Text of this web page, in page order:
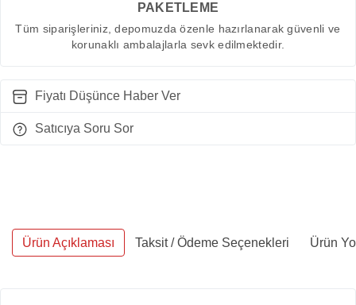
PAKETLEME
Tüm siparişleriniz, depomuzda özenle hazırlanarak güvenli ve
korunaklı ambalajlarla sevk edilmektedir.
Fiyatı Düşünce Haber Ver
Satıcıya Soru Sor
Ürün Açıklaması Taksit / Ödeme Seçenekleri Ürün